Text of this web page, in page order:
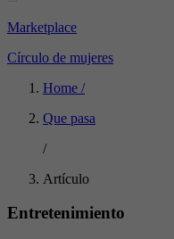
Marketplace
Círculo de mujeres
Home /
Que pasa
/
Artículo
Entretenimiento